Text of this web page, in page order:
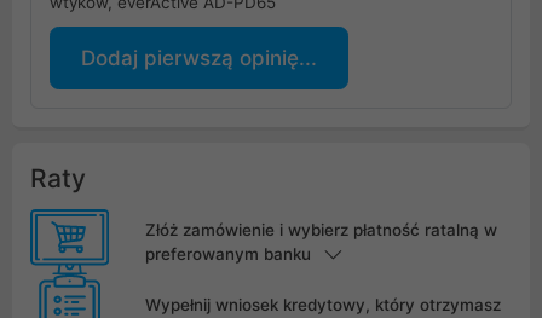
Dodaj pierwszą opinię...
Raty
Złóż zamówienie i wybierz płatność ratalną w
preferowanym banku
Wypełnij wniosek kredytowy, który otrzymasz